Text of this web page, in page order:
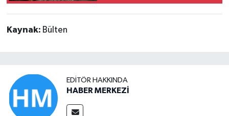
Kaynak: Bülten
EDITÖR HAKKINDA
HABER MERKEZİ